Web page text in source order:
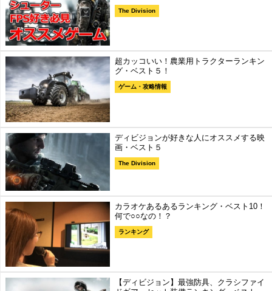
The Division
超カッコいい！農業用トラクターランキン
グ・ベスト５！
ゲーム・攻略情報
ディビジョンが好きな人にオススメする映
画・ベスト５
The Division
カラオケあるあるランキング・ベスト10！
何で○○なの！？
ランキング
【ディビジョン】最強防具、クラシファイ